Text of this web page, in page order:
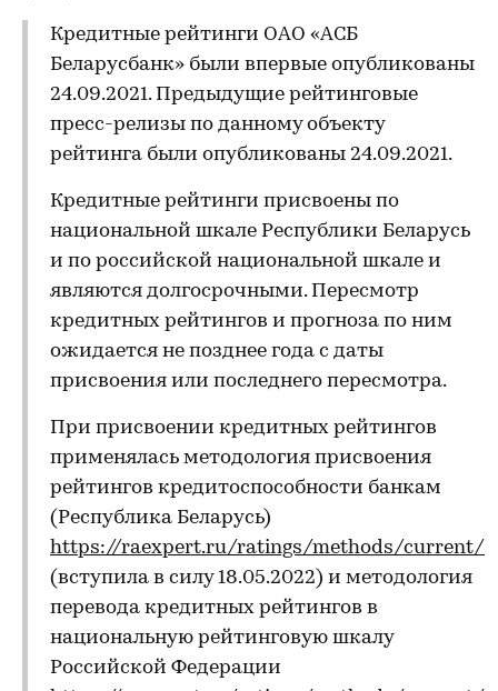
Кредитные рейтинги ОАО «АСБ
Беларусбанк» были впервые опубликованы
24.09.2021. Предыдущие рейтинговые
пресс-релизы по данному объекту
рейтинга были опубликованы 24.09.2021.
Кредитные рейтинги присвоены по
национальной шкале Республики Беларусь
и по российской национальной шкале и
являются долгосрочными. Пересмотр
кредитных рейтингов и прогноза по ним
ожидается не позднее года с даты
присвоения или последнего пересмотра.
При присвоении кредитных рейтингов
применялась методология присвоения
рейтингов кредитоспособности банкам
(Республика Беларусь)
https://raexpert.ru/ratings/methods/current/
(вступила в силу 18.05.2022) и методология
перевода кредитных рейтингов в
национальную рейтинговую шкалу
Российской Федерации